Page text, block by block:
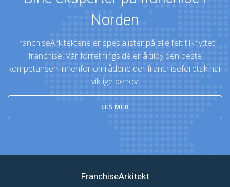
Norden
FranchiseArkitektene er spesialister på alle felt tilknyttet
franchise. Vår forretningsidé er å tilby den beste
kompetansen innenfor områdene der franchiseforetak har
viktige behov.
LES MER
FranchiseArkitekt